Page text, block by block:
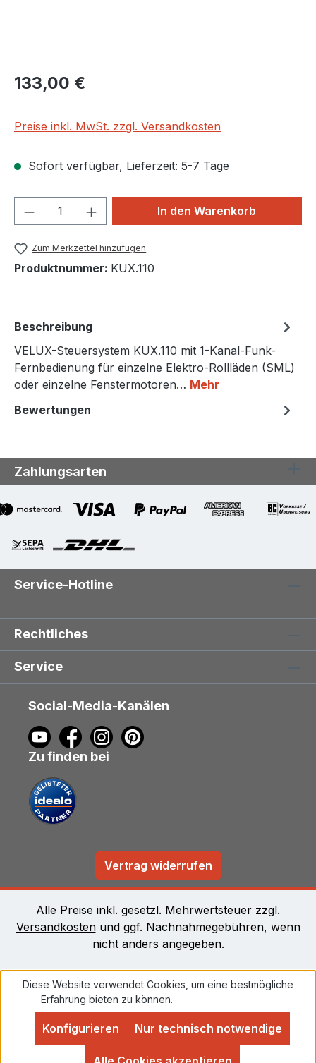
Regulärer Preis:
133,00 €
Preise inkl. MwSt. zzgl. Versandkosten
Sofort verfügbar, Lieferzeit: 5-7 Tage
Produkt Anzahl: Gib denIn den Warenkorb
Zum Merkzettel hinzufügen
Produktnummer: KUX.110
Beschreibung
VELUX-Steuersystem KUX.110 mit 1-Kanal-Funk-
Fernbedienung für einzelne Elektro-Rollläden (SML)
oder einzelne Fenstermotoren… Mehr
Bewertungen
Zahlungsarten
Service-Hotline
Rechtliches
Service
Social-Media-Kanälen
Zu finden bei
Vertrag widerrufen
Alle Preise inkl. gesetzl. Mehrwertsteuer zzgl.
Versandkostenund ggf. Nachnahmegebühren, wenn
nicht anders angegeben.
Diese Website verwendet Cookies, um eine bestmögliche
Erfahrung bieten zu können.
Nur technisch notwendige
Konfigurieren